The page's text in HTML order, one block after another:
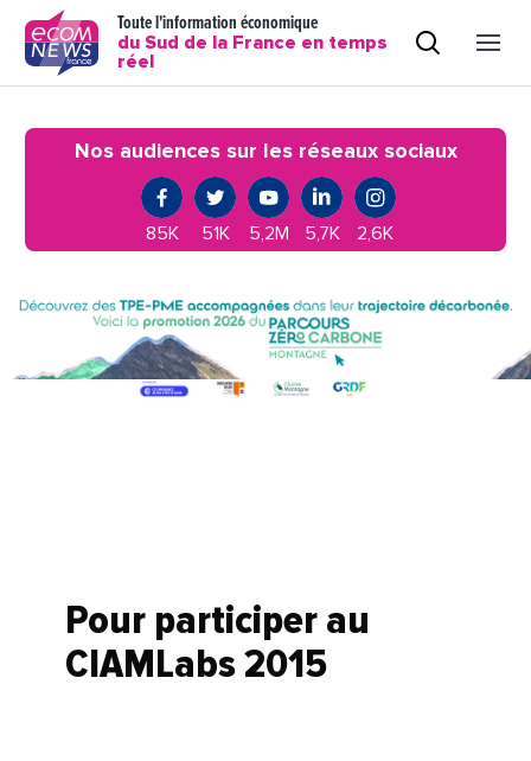
Toute l'information économique
du Sud de la France en temps
réel
Nos audiences sur les réseaux sociaux
85K 51K 5,2M 5,7K 2,6K
Pour participer au
CIAMLabs 2015